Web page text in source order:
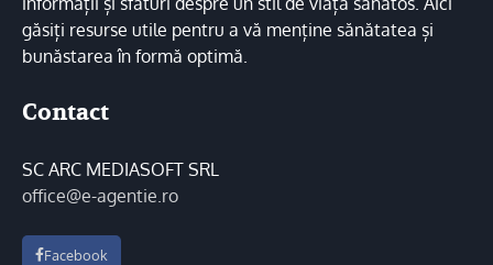
găsiți resurse utile pentru a vă menține sănătatea și
bunăstarea în formă optimă.
Contact
SC ARC MEDIASOFT SRL
office@e-agentie.ro
Facebook